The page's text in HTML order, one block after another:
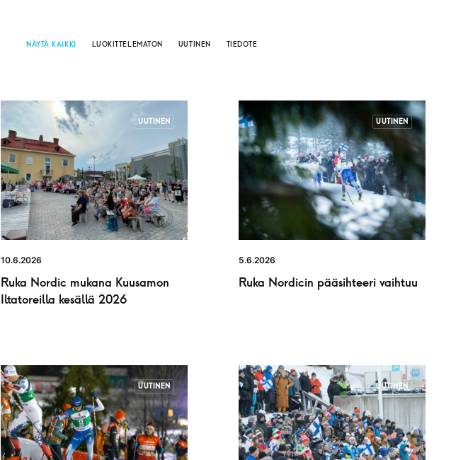
NÄYTÄ KAIKKI LUOKITTELEMATON UUTINEN TIEDOTE
UUTINEN
10.6.2026
Ruka Nordic mukana Kuusamon
Iltatoreilla kesällä 2026
UUTINEN
5.6.2026
Ruka Nordicin pääsihteeri vaihtuu
UUTINEN UUTINEN